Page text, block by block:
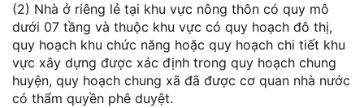
(2) Nhà ở riêng lẻ tại khu vực nông thôn có quy mô
dưới 07 tầng và thuộc khu vực có quy hoạch đô thị,
quy hoạch khu chức năng hoặc quy hoạch chi tiết khu
vực xây dựng được xác định trong quy hoạch chung
huyện, quy hoạch chung xã đã được cơ quan nhà nước
có thẩm quyền phê duyệt.